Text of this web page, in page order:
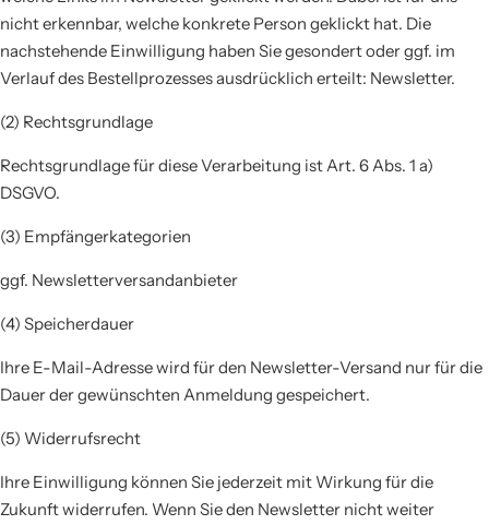
nicht erkennbar, welche konkrete Person geklickt hat. Die
nachstehende Einwilligung haben Sie gesondert oder ggf. im
Verlauf des Bestellprozesses ausdrücklich erteilt: Newsletter.
(2) Rechtsgrundlage
Rechtsgrundlage für diese Verarbeitung ist Art. 6 Abs. 1 a)
DSGVO.
(3) Empfängerkategorien
ggf. Newsletterversandanbieter
(4) Speicherdauer
Ihre E-Mail-Adresse wird für den Newsletter-Versand nur für die
Dauer der gewünschten Anmeldung gespeichert.
(5) Widerrufsrecht
Ihre Einwilligung können Sie jederzeit mit Wirkung für die
Zukunft widerrufen. Wenn Sie den Newsletter nicht weiter